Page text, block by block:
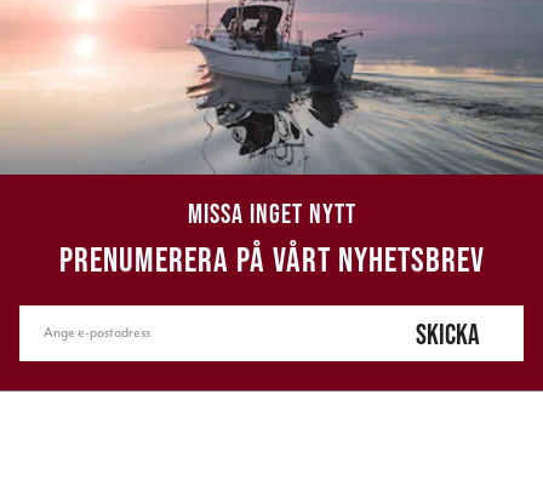
MISSA INGET NYTT
PRENUMERERA PÅ VÅRT NYHETSBREV
SKICKA